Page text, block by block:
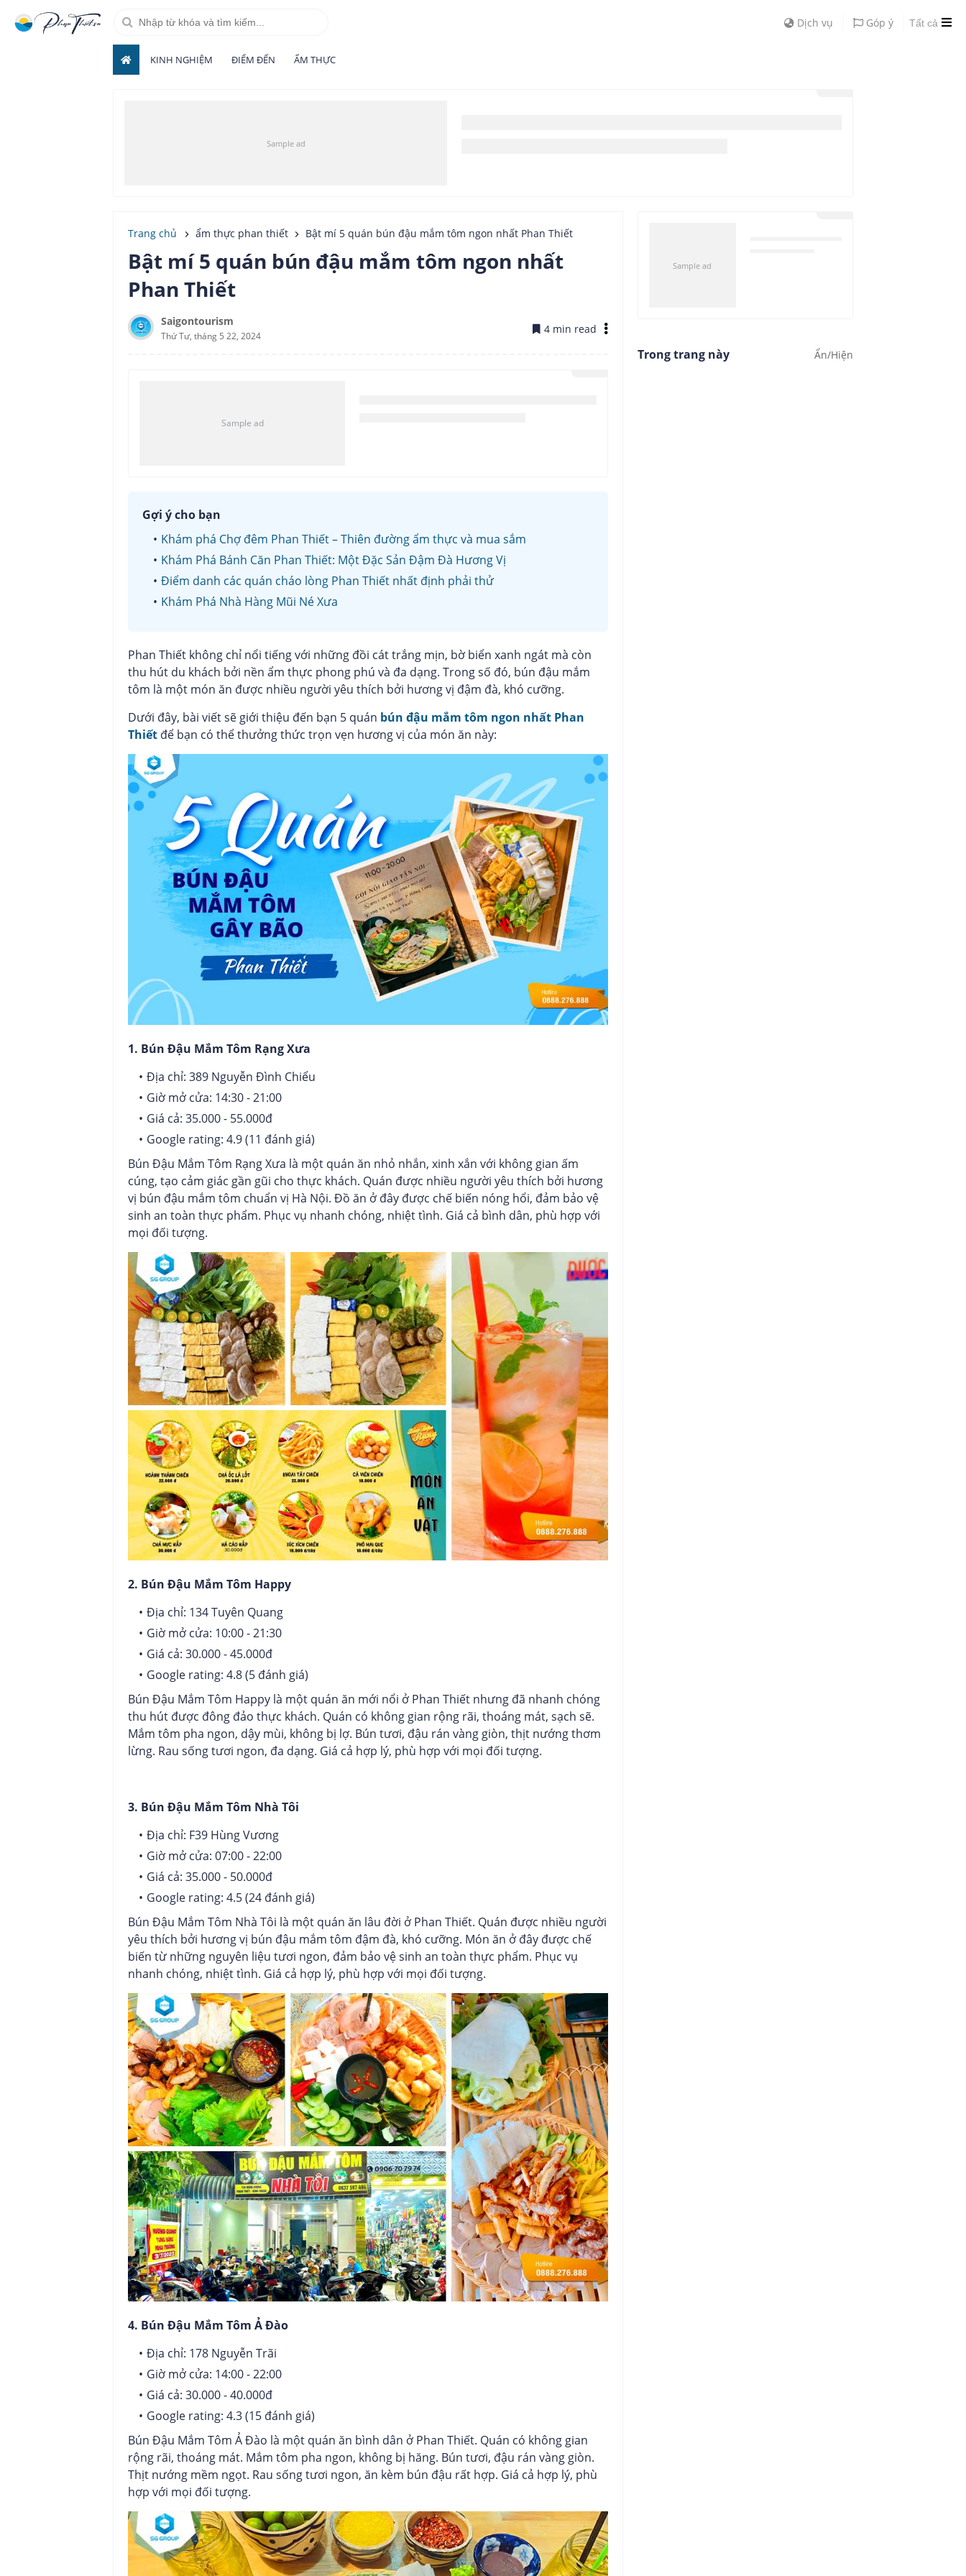
Dịch vụ Góp ý Tất cả
KINH NGHIỆM ĐIỂM ĐẾN ẨM THỰC
Trang chủ ẩm thực phan thiết Bật mí 5 quán bún đậu mắm tôm ngon nhất Phan Thiết
Bật mí 5 quán bún đậu mắm tôm ngon nhất
Phan Thiết
Saigontourism
Thứ Tư, tháng 5 22, 2024
4 min read
Gợi ý cho bạn
Khám phá Chợ đêm Phan Thiết – Thiên đường ẩm thực và mua sắm
Khám Phá Bánh Căn Phan Thiết: Một Đặc Sản Đậm Đà Hương Vị
Điểm danh các quán cháo lòng Phan Thiết nhất định phải thử
Khám Phá Nhà Hàng Mũi Né Xưa
Phan Thiết không chỉ nổi tiếng với những đồi cát trắng mịn, bờ biển xanh ngát mà còn
thu hút du khách bởi nền ẩm thực phong phú và đa dạng. Trong số đó, bún đậu mắm
tôm là một món ăn được nhiều người yêu thích bởi hương vị đậm đà, khó cưỡng.
Dưới đây, bài viết sẽ giới thiệu đến bạn 5 quán bún đậu mắm tôm ngon nhất Phan
Thiết để bạn có thể thưởng thức trọn vẹn hương vị của món ăn này:
1. Bún Đậu Mắm Tôm Rạng Xưa
Địa chỉ: 389 Nguyễn Đình Chiểu
Giờ mở cửa: 14:30 - 21:00
Giá cả: 35.000 - 55.000đ
Google rating: 4.9 (11 đánh giá)
Bún Đậu Mắm Tôm Rạng Xưa là một quán ăn nhỏ nhắn, xinh xắn với không gian ấm
cúng, tạo cảm giác gần gũi cho thực khách. Quán được nhiều người yêu thích bởi hương
vị bún đậu mắm tôm chuẩn vị Hà Nội. Đồ ăn ở đây được chế biến nóng hổi, đảm bảo vệ
sinh an toàn thực phẩm. Phục vụ nhanh chóng, nhiệt tình. Giá cả bình dân, phù hợp với
mọi đối tượng.
2. Bún Đậu Mắm Tôm Happy
Địa chỉ: 134 Tuyên Quang
Giờ mở cửa: 10:00 - 21:30
Giá cả: 30.000 - 45.000đ
Google rating: 4.8 (5 đánh giá)
Bún Đậu Mắm Tôm Happy là một quán ăn mới nổi ở Phan Thiết nhưng đã nhanh chóng
thu hút được đông đảo thực khách. Quán có không gian rộng rãi, thoáng mát, sạch sẽ.
Mắm tôm pha ngon, dậy mùi, không bị lợ. Bún tươi, đậu rán vàng giòn, thịt nướng thơm
lừng. Rau sống tươi ngon, đa dạng. Giá cả hợp lý, phù hợp với mọi đối tượng.
3. Bún Đậu Mắm Tôm Nhà Tôi
Địa chỉ: F39 Hùng Vương
Giờ mở cửa: 07:00 - 22:00
Giá cả: 35.000 - 50.000đ
Google rating: 4.5 (24 đánh giá)
Bún Đậu Mắm Tôm Nhà Tôi là một quán ăn lâu đời ở Phan Thiết. Quán được nhiều người
yêu thích bởi hương vị bún đậu mắm tôm đậm đà, khó cưỡng. Món ăn ở đây được chế
biến từ những nguyên liệu tươi ngon, đảm bảo vệ sinh an toàn thực phẩm. Phục vụ
nhanh chóng, nhiệt tình. Giá cả hợp lý, phù hợp với mọi đối tượng.
4. Bún Đậu Mắm Tôm Ả Đào
Địa chỉ: 178 Nguyễn Trãi
Giờ mở cửa: 14:00 - 22:00
Giá cả: 30.000 - 40.000đ
Google rating: 4.3 (15 đánh giá)
Bún Đậu Mắm Tôm Ả Đào là một quán ăn bình dân ở Phan Thiết. Quán có không gian
rộng rãi, thoáng mát. Mắm tôm pha ngon, không bị hăng. Bún tươi, đậu rán vàng giòn.
Thịt nướng mềm ngọt. Rau sống tươi ngon, ăn kèm bún đậu rất hợp. Giá cả hợp lý, phù
hợp với mọi đối tượng.
Trong trang này